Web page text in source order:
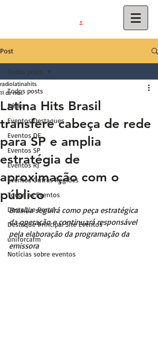
.
Post
Todos posts
Rádio
Eventos Destaques
Eventos DF
Eventos SP
Eventos RJ
Eventos Outras Regiões
Todos os Eventos
Destaque Portal
Destaque Principal Site Eventos
uniforcafm
Notícias sobre eventos
Todos posts
Latina Hits Brasil
transfere cabeça de rede
para SP e amplia
estratégia de
aproximação com o
público
radiolatinahits
11 de mai.
Brasília seguirá como peça estratégica
da operação e continuará responsável
pela elaboração da programação da
emissora